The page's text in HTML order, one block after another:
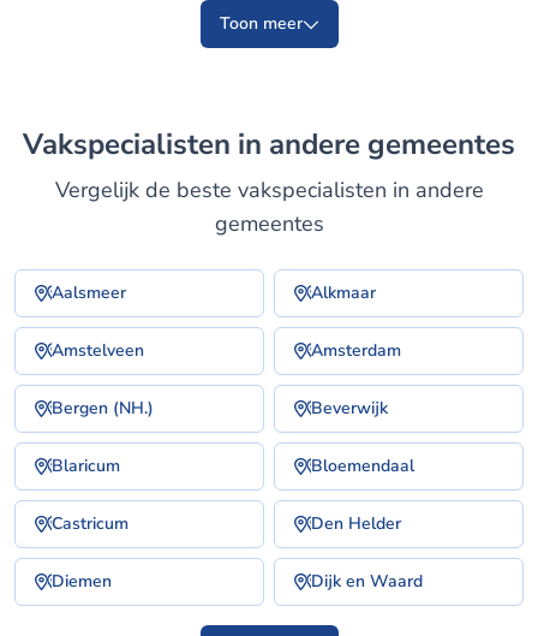
Toon meer
Vakspecialisten in andere gemeentes
Vergelijk de beste vakspecialisten in andere
gemeentes
Aalsmeer Alkmaar
Amstelveen Amsterdam
Bergen (NH.) Beverwijk
Blaricum Bloemendaal
Castricum Den Helder
Diemen Dijk en Waard